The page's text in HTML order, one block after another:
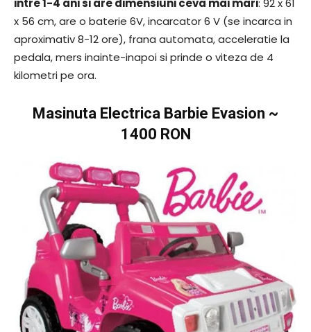
intre 1-4 ani si are dimensiuni ceva mai mari: 92 x 61
x 56 cm, are o baterie 6V, incarcator 6 V (se incarca in
aproximativ 8-12 ore), frana automata, acceleratie la
pedala, mers inainte-inapoi si prinde o viteza de 4
kilometri pe ora.
Masinuta Electrica Barbie Evasion ~
1400 RON